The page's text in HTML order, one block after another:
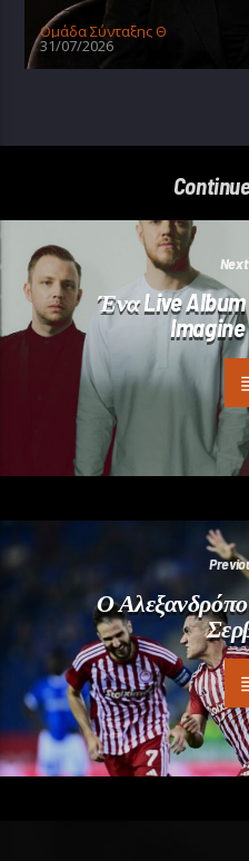
Oμάδα Σύνταξης Θ
31/07/2026
Ένα Live
Ο